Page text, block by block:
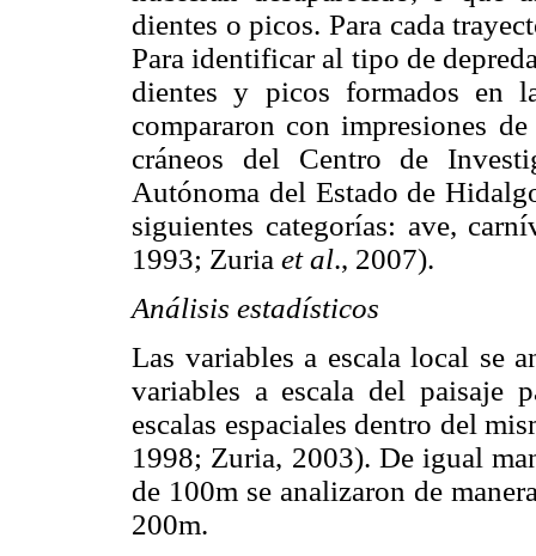
dientes o picos. Para cada
Para identificar al tipo de
dientes y picos formados en
compararon con impresiones
cráneos del Centro de
Autónoma del Estado de
siguientes categorías: ave,
1993; Zuria et al., 2007).
Análisis estadísticos
Las variables a escala local se
variables a escala del paisaje
escalas espaciales dentro del
1998; Zuria, 2003). De igual
de 100m se analizaron de
200m.